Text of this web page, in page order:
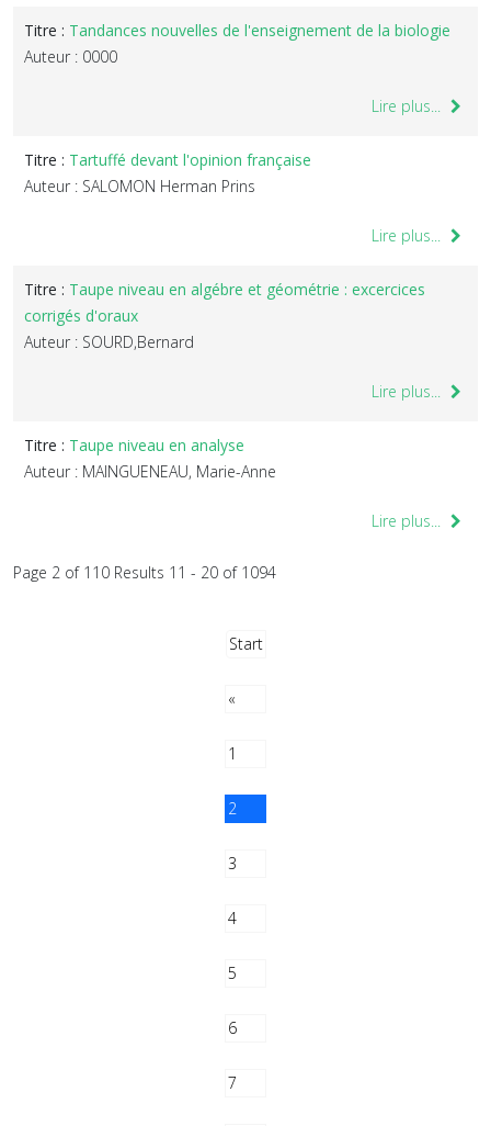
Titre : Tandances nouvelles de l'enseignement de la biologie
Auteur : 0000
Lire plus...
Titre : Tartuffé devant l'opinion française
Auteur : SALOMON Herman Prins
Lire plus...
Titre : Taupe niveau en algébre et géométrie : excercices
corrigés d'oraux
Auteur : SOURD,Bernard
Lire plus...
Titre : Taupe niveau en analyse
Auteur : MAINGUENEAU, Marie-Anne
Lire plus...
Page 2 of 110 Results 11 - 20 of 1094
Start
«
1
2
3
4
5
6
7